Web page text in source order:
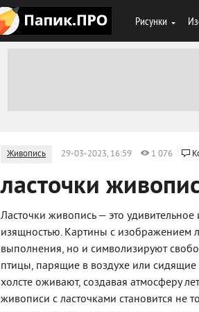
Рисунки
Живопись 29-03-2023, 16:59 1 076
ласточки
Ласточки живопись — это удивительное
изящностью. Картины с изображением
выполнения, но и символизируют
птицы, парящие в воздухе или
холсте оживают, создавая атмосферу
живописи с ласточками становится не